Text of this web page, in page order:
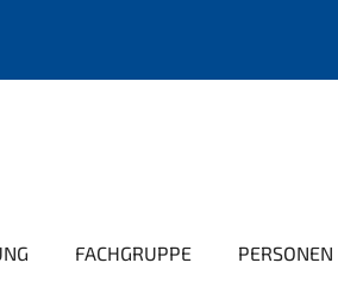
FACHGRUPPE PERSONEN